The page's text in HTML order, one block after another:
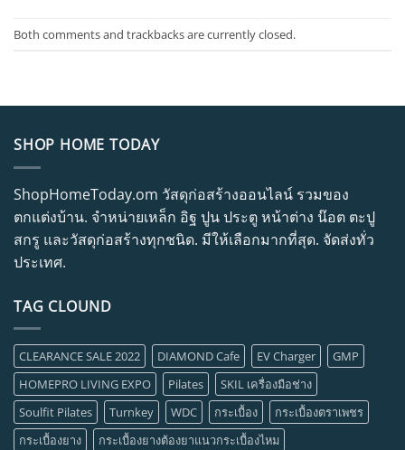
Both comments and trackbacks are currently closed.
SHOP HOME TODAY
ShopHomeToday.om วัสดุก่อสร้างออนไลน์ รวมของ
ตกแต่งบ้าน. จำหน่ายเหล็ก อิฐ ปูน ประตู หน้าต่าง น๊อต ตะปู
สกรู และวัสดุก่อสร้างทุกชนิด. มีให้เลือกมากที่สุด. จัดส่งทั่ว
ประเทศ.
TAG CLOUND
CLEARANCE SALE 2022 DIAMOND Cafe EV Charger
GMP
HOMEPRO LIVING EXPO
Pilates
SKIL เครื่องมือช่าง
Soulfit Pilates
Turnkey WDC กระเบื้อง
กระเบื้องตราเพชร
กระเบื้องยาง
กระเบื้องยางต้องยาแนวกระเบื้องไหม